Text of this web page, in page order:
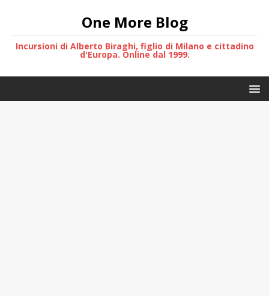
One More Blog
Incursioni di Alberto Biraghi, figlio di Milano e cittadino
d'Europa. Online dal 1999.